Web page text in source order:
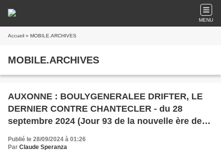
MENU
Accueil » MOBILE.ARCHIVES
MOBILE.ARCHIVES
AUXONNE : BOULYGENERALEE DRIFTER, LE
DERNIER CONTRE CHANTECLER - du 28
septembre 2024 (Jour 93 de la nouvelle ère de
Chantecler)
Publié le 28/09/2024 à 01:26
Par Claude Speranza